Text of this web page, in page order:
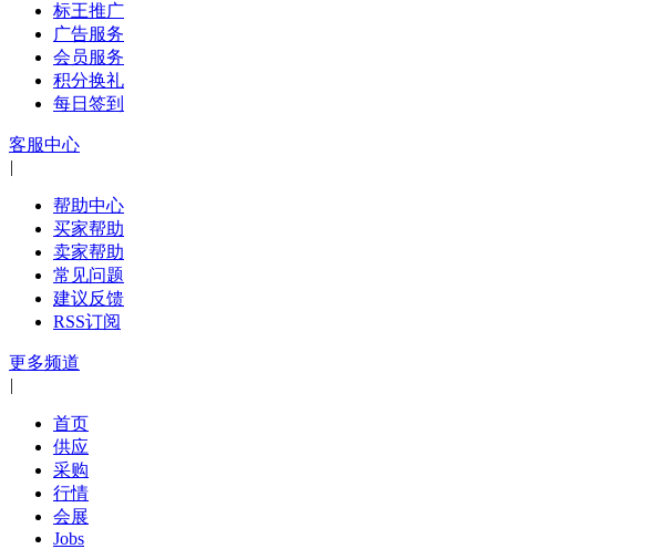
标王推广
广告服务
会员服务
积分换礼
每日签到
客服中心
|
帮助中心
买家帮助
卖家帮助
常见问题
建议反馈
RSS订阅
更多频道
|
首页
供应
采购
行情
会展
Jobs